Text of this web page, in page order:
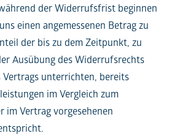
der Widerrufsfrist beginnen
einen angemessenen Betrag zu
der bis zu dem Zeitpunkt, zu
Ausübung des Widerrufsrechts
Vertrags unterrichten, bereits
im Vergleich zum
im Vertrag vorgesehenen